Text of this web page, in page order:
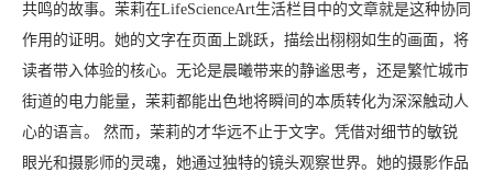
共鸣的故事。茉莉在LifeScienceArt生活栏目中的文章就是这种协同
作用的证明。她的文字在页面上跳跃，描绘出栩栩如生的画面，将
读者带入体验的核心。无论是晨曦带来的静谧思考，还是繁忙城市
街道的电力能量，茉莉都能出色地将瞬间的本质转化为深深触动人
心的语言。 然而，茉莉的才华远不止于文字。凭借对细节的敏锐
眼光和摄影师的灵魂，她通过独特的镜头观察世界。她的摄影作品